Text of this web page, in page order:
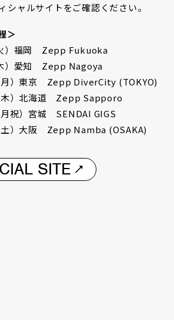
シャルサイトをご確認ください。
＞
）福岡 Zepp Fukuoka
）愛知 Zepp Nagoya
）東京 Zepp DiverCity (TOKYO)
）北海道 Zepp Sapporo
祝）宮城 SENDAI GIGS
）大阪 Zepp Namba (OSAKA)
SITE